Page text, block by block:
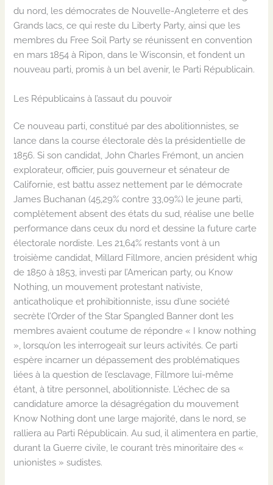
du nord, les démocrates de Nouvelle-Angleterre et des
Grands lacs, ce qui reste du Liberty Party, ainsi que les
membres du Free Soil Party se réunissent en convention
en mars 1854 à Ripon, dans le Wisconsin, et fondent un
nouveau parti, promis à un bel avenir, le Parti Républicain.
Les Républicains à l’assaut du pouvoir
Ce nouveau parti, constitué par des abolitionnistes, se
lance dans la course électorale dès la présidentielle de
1856. Si son candidat, John Charles Frémont, un ancien
explorateur, officier, puis gouverneur et sénateur de
Californie, est battu assez nettement par le démocrate
James Buchanan (45,29% contre 33,09%) le jeune parti,
complètement absent des états du sud, réalise une belle
performance dans ceux du nord et dessine la future carte
électorale nordiste. Les 21,64% restants vont à un
troisième candidat, Millard Fillmore, ancien président whig
de 1850 à 1853, investi par l’American party, ou Know
Nothing, un mouvement protestant nativiste,
anticatholique et prohibitionniste, issu d’une société
secrète l’Order of the Star Spangled Banner dont les
membres avaient coutume de répondre « I know nothing
», lorsqu’on les interrogeait sur leurs activités. Ce parti
espère incarner un dépassement des problématiques
liées à la question de l’esclavage, Fillmore lui-même
étant, à titre personnel, abolitionniste. L’échec de sa
candidature amorce la désagrégation du mouvement
Know Nothing dont une large majorité, dans le nord, se
ralliera au Parti Républicain. Au sud, il alimentera en partie,
durant la Guerre civile, le courant très minoritaire des «
unionistes » sudistes.